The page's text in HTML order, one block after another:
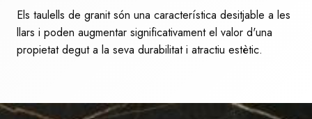
Els taulells de granit són una característica desitjable a les
llars i poden augmentar significativament el valor d'una
propietat degut a la seva durabilitat i atractiu estètic.